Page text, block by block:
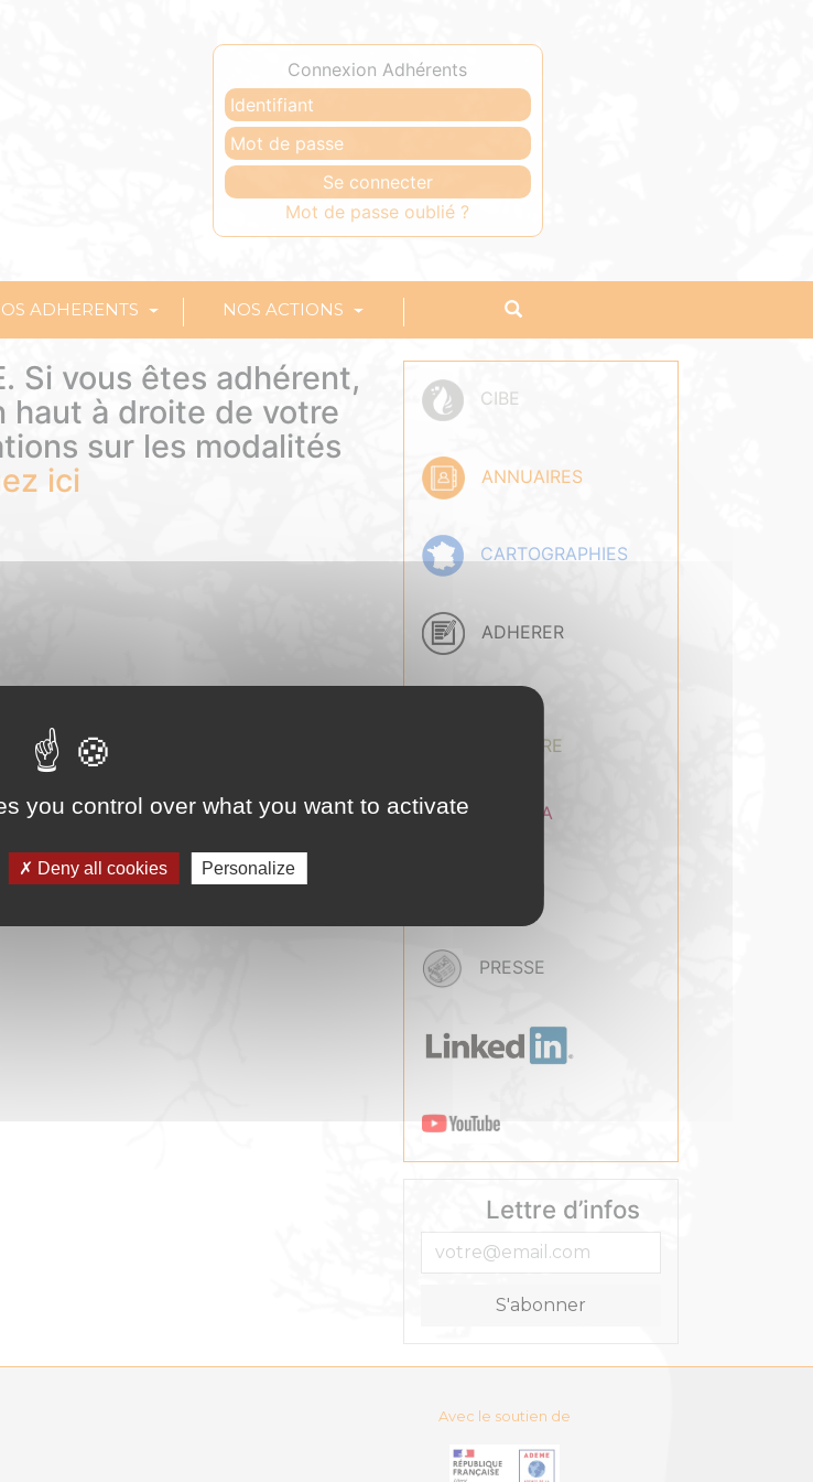
Connexion Adhérents
Mot de passe oublié ?
ADHERENTS NOS ACTIONS
Si vous êtes adhérent,
haut à droite de votre
sur les modalités
ici
CIBE
ANNUAIRES
CARTOGRAPHIES
ADHERER
DOCUMENTAIRE
AGENDA
PRESSE
Lettre d’infos
Avec le soutien de
you control over what you want to activate
Deny all cookies Personalize